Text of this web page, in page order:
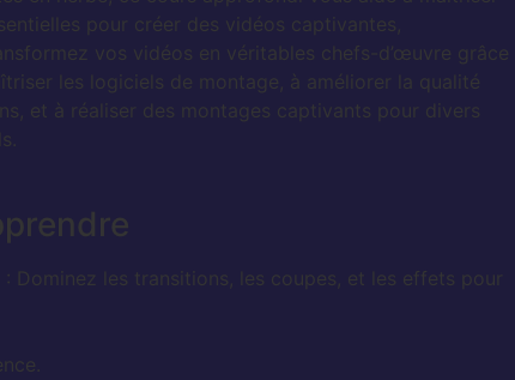
pour créer des vidéos captivantes,
vos vidéos en véritables chefs-d’œuvre grâce
les logiciels de montage, à améliorer la qualité
et à réaliser des montages captivants pour divers
: Dominez les transitions, les coupes, et les effets pour